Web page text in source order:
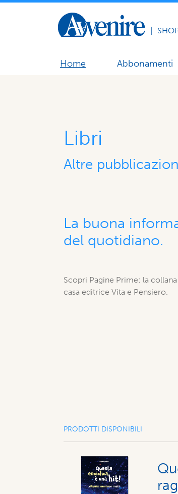
Home Abbonamenti
Libri
Altre
La buona
del quotidiano.
Scopri Pagine Prime: la
casa editrice Vita e Pensiero.
PRODOTTI DISPONIBILI